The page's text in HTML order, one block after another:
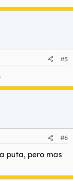
#5
#6
puta, pero mas